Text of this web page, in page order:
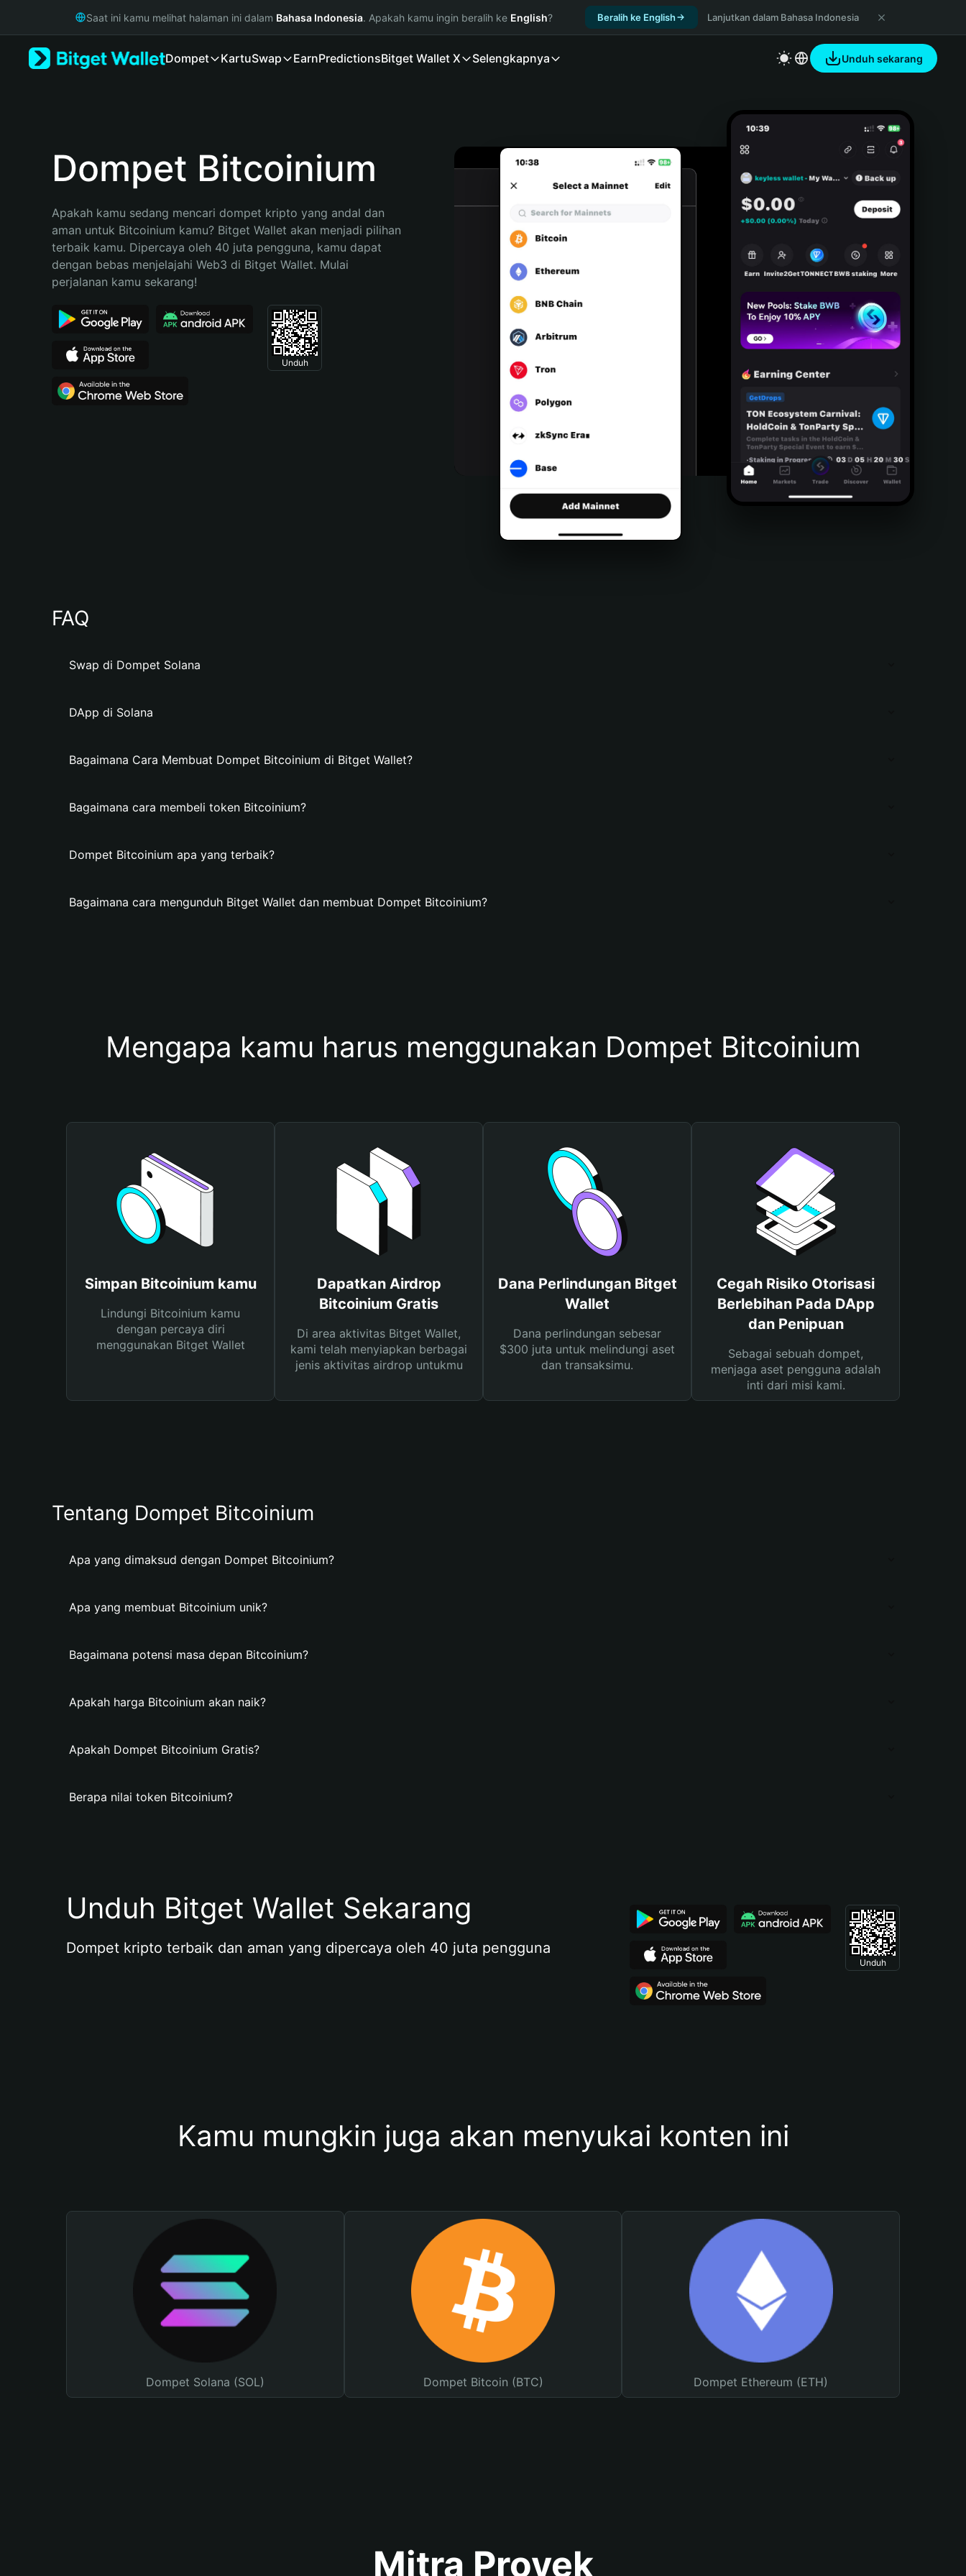
Русский
Bahasa Indonesia
Español (Argentina)
Saat ini kamu melihat halaman ini dalam Bahasa Indonesia. Apakah kamu ingin beralih ke English? Beralih ke English Lanjutkan dalam Bahasa Indonesia
Dompet KartuSwap EarnPredictionsBitget Wallet X Selengkapnya Unduh sekarang
Dompet Bitcoinium
Apakah kamu sedang mencari dompet kripto yang andal dan
aman untuk Bitcoinium kamu? Bitget Wallet akan menjadi pilihan
terbaik kamu. Dipercaya oleh 40 juta pengguna, kamu dapat
dengan bebas menjelajahi Web3 di Bitget Wallet. Mulai
perjalanan kamu sekarang!
Unduh
FAQ
Swap di Dompet Solana
DApp di Solana
Bagaimana Cara Membuat Dompet Bitcoinium di Bitget Wallet?
Bagaimana cara membeli token Bitcoinium?
Dompet Bitcoinium apa yang terbaik?
Bagaimana cara mengunduh Bitget Wallet dan membuat Dompet Bitcoinium?
Mengapa kamu harus menggunakan Dompet Bitcoinium
Simpan Bitcoinium kamu
Lindungi Bitcoinium kamu
dengan percaya diri
menggunakan Bitget Wallet
Dapatkan Airdrop
Bitcoinium Gratis
Di area aktivitas Bitget Wallet,
kami telah menyiapkan berbagai
jenis aktivitas airdrop untukmu
Dana Perlindungan Bitget
Wallet
Dana perlindungan sebesar
$300 juta untuk melindungi aset
dan transaksimu.
Cegah Risiko Otorisasi
Berlebihan Pada DApp
dan Penipuan
Sebagai sebuah dompet,
menjaga aset pengguna adalah
inti dari misi kami.
Tentang Dompet Bitcoinium
Apa yang dimaksud dengan Dompet Bitcoinium?
Apa yang membuat Bitcoinium unik?
Bagaimana potensi masa depan Bitcoinium?
Apakah harga Bitcoinium akan naik?
Apakah Dompet Bitcoinium Gratis?
Berapa nilai token Bitcoinium?
Unduh Bitget Wallet Sekarang
Dompet kripto terbaik dan aman yang dipercaya oleh 40 juta pengguna
Unduh
Kamu mungkin juga akan menyukai konten ini
Dompet Solana (SOL) Dompet Bitcoin (BTC) Dompet Ethereum (ETH)
Mitra Proyek